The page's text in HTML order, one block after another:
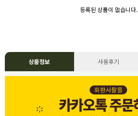
등록된 상품이 없습니다.
상품정보 사용후기